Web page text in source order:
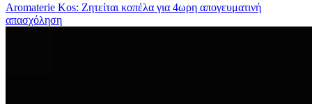
Aromaterie Kos: Ζητείται κοπέλα για 4ωρη απογευματινή
απασχόληση